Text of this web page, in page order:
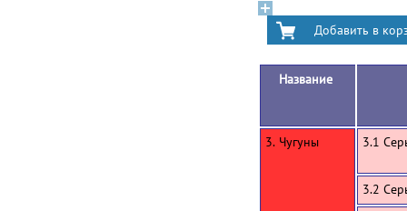
Название
3. Чугуны 3.1
3.2